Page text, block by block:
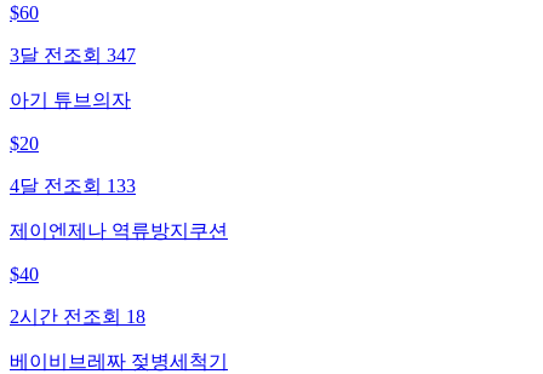
$60
3달 전 조회 347
아기 튜브의자
$20
4달 전 조회 133
제이엔제나 역류방지쿠션
$40
2시간 전 조회 18
베이비브레짜 젖병세척기